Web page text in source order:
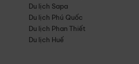
Du lịch Sapa
Du lịch Phú Quốc
Du lịch Phan Thiết
Du lịch Huế